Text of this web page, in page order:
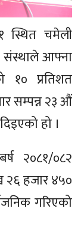
स्थित चमेली
आफ्ना
१० प्रतिशत
सम्पन्न २३ औं
हो ।
२०८१/०८२
२६ हजार ४५०
गरिएको